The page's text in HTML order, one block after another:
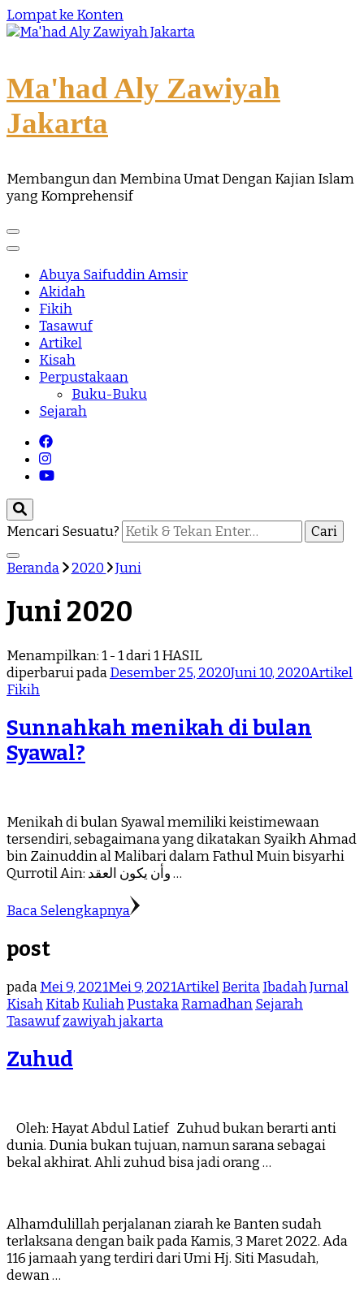
Lompat ke Konten
Ma'had Aly Zawiyah
Jakarta
Membangun dan Membina Umat Dengan Kajian Islam
yang Komprehensif
Abuya Saifuddin Amsir
Akidah
Fikih
Tasawuf
Artikel
Kisah
Perpustakaan
Buku-Buku
Sejarah
Mencari Sesuatu?
Beranda 2020 Juni
Juni 2020
Menampilkan: 1 - 1 dari 1 HASIL
diperbarui padaDesember 25, 2020Juni 10, 2020Artikel
Fikih
Sunnahkah menikah di bulan
Syawal?
Menikah di bulan Syawal memiliki keistimewaan
tersendiri, sebagaimana yang dikatakan Syaikh Ahmad
bin Zainuddin al Malibari dalam Fathul Muin bisyarhi
Qurrotil Ain: ﻭ‍ﺃ‍ﻥ‍ ‍ﻳ‍‍ﻜ‍‍ﻮ‍ﻥ‍ ‍ﺍ‍ﻟ‍‍ﻌ‍‍ﻘ‍‍ﺪ …
Baca Selengkapnya
post
padaMei 9, 2021Mei 9, 2021ArtikelBeritaIbadahJurnal
KisahKitab KuliahPustakaRamadhanSejarah
Tasawufzawiyah jakarta
Zuhud
Oleh: Hayat Abdul Latief Zuhud bukan berarti anti
dunia. Dunia bukan tujuan, namun sarana sebagai
bekal akhirat. Ahli zuhud bisa jadi orang …
Alhamdulillah perjalanan ziarah ke Banten sudah
terlaksana dengan baik pada Kamis, 3 Maret 2022. Ada
116 jamaah yang terdiri dari Umi Hj. Siti Masudah,
dewan …